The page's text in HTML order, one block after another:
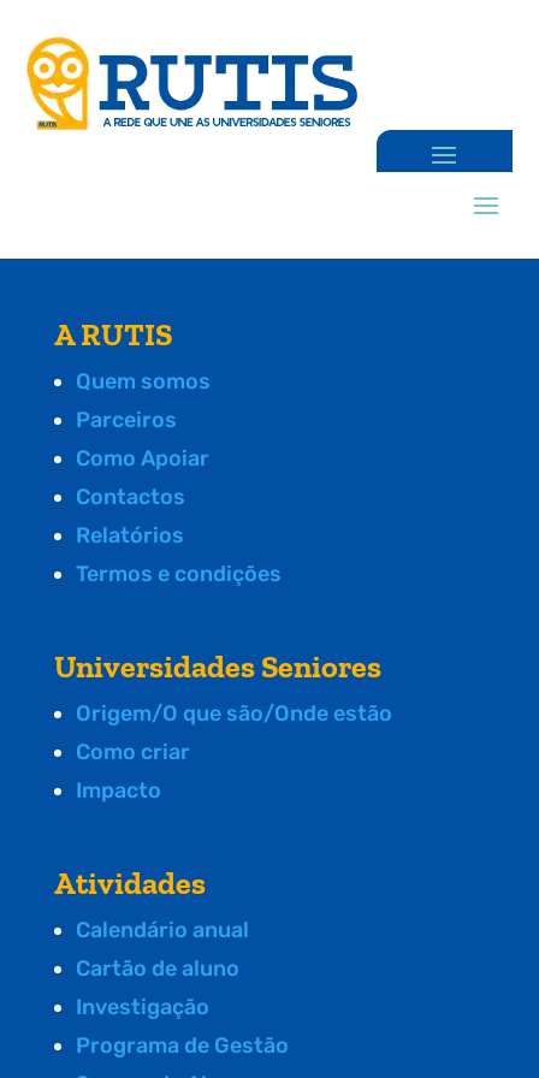
A RUTIS
Quem somos
Parceiros
Como Apoiar
Contactos
Relatórios
Termos e condições
Universidades Seniores
Origem/O que são/Onde estão
Como criar
Impacto
Atividades
Calendário anual
Cartão de aluno
Investigação
Programa de Gestão